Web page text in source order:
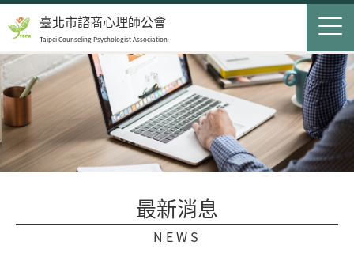
關於我們
最新消息
會員服務
民眾服務
聯絡我們
Jump to Navigation
Jump to Main content
最新消息
NEWS
臺北市諮商心理師公會
Taipei Counseling Psychologist Association